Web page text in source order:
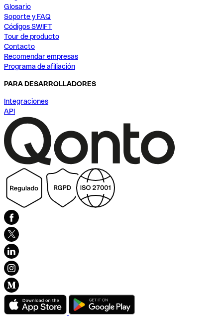
Glosario
Soporte y FAQ
Códigos SWIFT
Tour de producto
Contacto
Recomendar empresas
Programa de afiliación
PARA DESARROLLADORES
Integraciones
API